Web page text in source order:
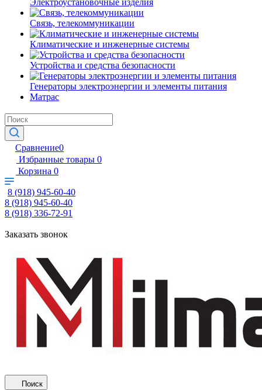
Электроустановочные изделия
Связь, телекоммуникации
Климатические и инженерные системы
Устройства и средства безопасности
Генераторы электроэнергии и элементы питания
Матрас
Сравнение0
Избранные товары 0
Корзина 0
8 (918) 945-60-40
8 (918) 945-60-40
8 (918) 336-72-91
Заказать звонок
Поиск